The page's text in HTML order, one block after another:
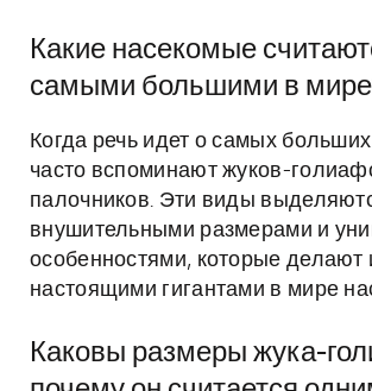
Какие насекомые
самыми большими в
Когда речь идет о самых
часто вспоминают жуков-
палочников. Эти виды
внушительными размерами и
особенностями, которые делают
настоящими гигантами в мире
Каковы размеры жука-